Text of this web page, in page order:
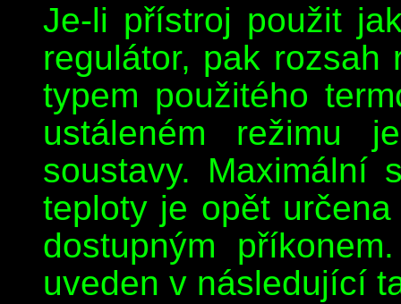
Je-li přístroj použit
regulátor, pak rozsah
typem použitého
ustáleném režimu
soustavy. Maximální
teploty je opět
dostupným
uveden v následující